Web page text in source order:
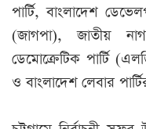
পার্টি, বাংলাদেশ
(জাগপা), জাতীয়
ডেমোক্রেটিক পার্টি
ও বাংলাদেশ লেবার